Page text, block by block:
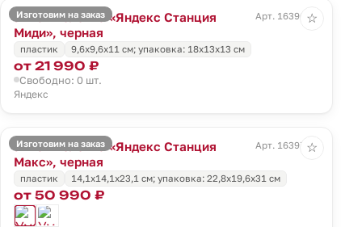
Изготовим на заказ
Умная колонка «Яндекс Станция
Миди», черная
Арт. 16396.30
пластик 9,6x9,6x11 см; упаковка: 18x13x13 см
от 21 990 ₽
Свободно: 0 шт.
Яндекс
☆
Изготовим на заказ
Умная колонка «Яндекс Станция
Макс», черная
Арт. 16397.30
пластик 14,1x14,1x23,1 см; упаковка: 22,8x19,6x31 см
от 50 990 ₽
☆